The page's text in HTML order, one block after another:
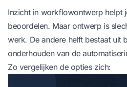
Inzicht in workflowontwerp helpt
beoordelen. Maar ontwerp is
werk. De andere helft bestaat uit
onderhouden van de
Zo vergelijken de opties zich: